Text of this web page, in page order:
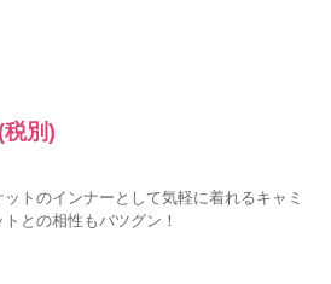
(税別)
トのインナーとして気軽に着れるキャミ
との相性もバツグン！